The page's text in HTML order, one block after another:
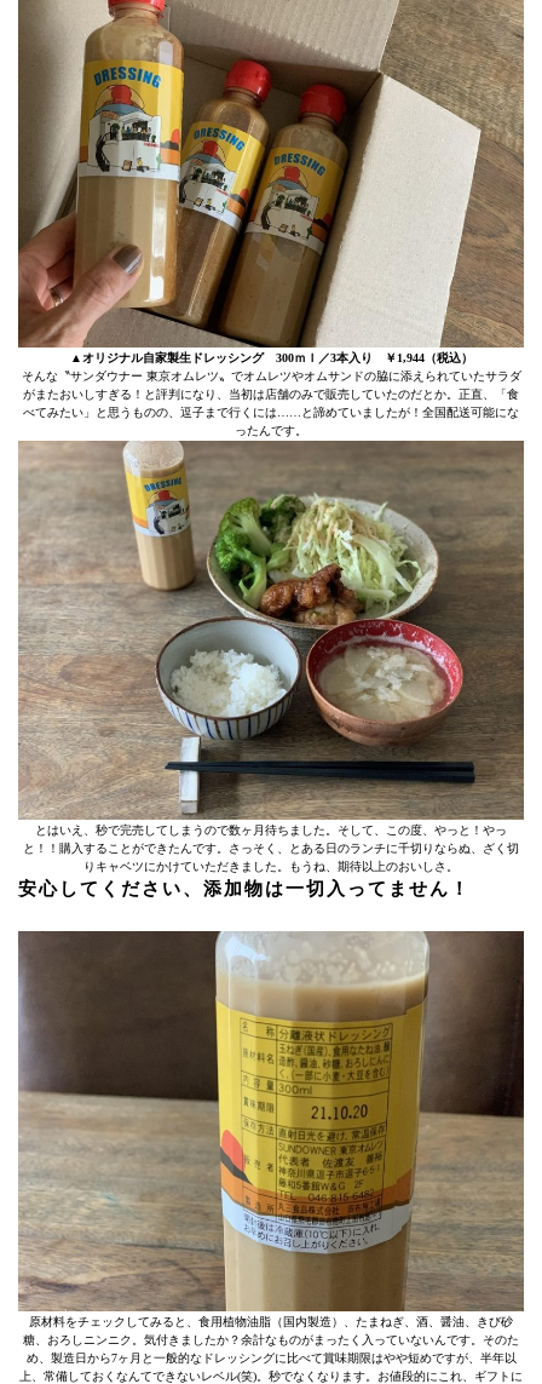
▲オリジナル自家製生ドレッシング 300ｍｌ／3本入り ￥1,944（税込）
そんな〝サンダウナー 東京オムレツ〟でオムレツやオムサンドの脇に添えられていたサラダ
がまたおいしすぎる！と評判になり、当初は店舗のみで販売していたのだとか。正直、「食
べてみたい」と思うものの、逗子まで行くには……と諦めていましたが！全国配送可能にな
ったんです。
とはいえ、秒で完売してしまうので数ヶ月待ちました。そして、この度、やっと！やっ
と！！購入することができたんです。さっそく、とある日のランチに千切りならぬ、ざく切
りキャベツにかけていただきました。もうね、期待以上のおいしさ。
安心してください、添加物は一切入ってません！
原材料をチェックしてみると、食用植物油脂（国内製造）、たまねぎ、酒、醤油、きび砂
糖、おろしニンニク。気付きましたか？余計なものがまったく入っていないんです。そのた
め、製造日から7ヶ月と一般的なドレッシングに比べて賞味期限はやや短めですが、半年以
上、常備しておくなんてできないレベル(笑)。秒でなくなります。お値段的にこれ、ギフトに